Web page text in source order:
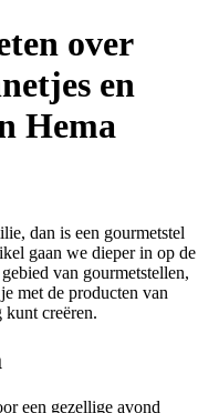
over
en
Hema
dan is een gourmetstel
gaan we dieper in op de
van gourmetstellen,
met de producten van
creëren.
een gezellige avond